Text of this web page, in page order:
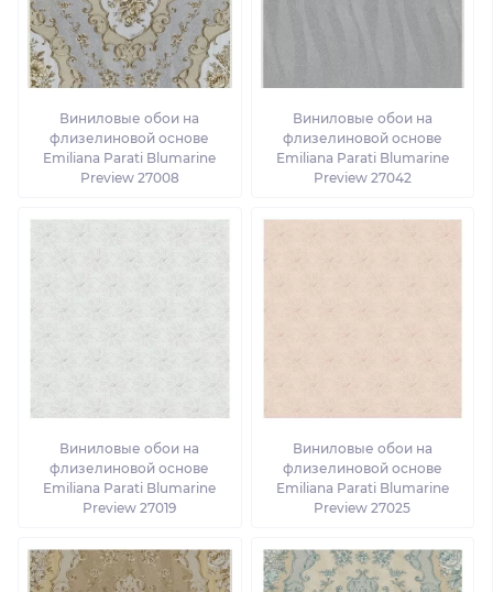
Виниловые обои на
флизелиновой основе
Emiliana Parati Blumarine
Preview 27008
Виниловые обои на
флизелиновой основе
Emiliana Parati Blumarine
Preview 27042
Виниловые обои на
флизелиновой основе
Emiliana Parati Blumarine
Preview 27019
Виниловые обои на
флизелиновой основе
Emiliana Parati Blumarine
Preview 27025